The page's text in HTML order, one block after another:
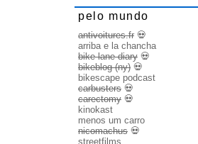
pelo mundo
antivoitures.fr 💀
arriba e la chancha
bike lane diary 💀
bikeblog (ny) 💀
bikescape podcast
carbusters 💀
carectomy 💀
kinokast
menos um carro
nicomachus 💀
streetfilms